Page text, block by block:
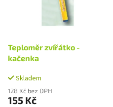
d
u
t
ů
Teploměr zvířátko -
kačenka
Skladem
128 Kč bez DPH
155 Kč